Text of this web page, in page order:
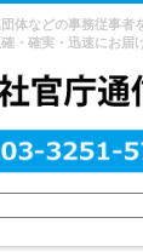
体などの事務従事者
・確実・迅速にお届